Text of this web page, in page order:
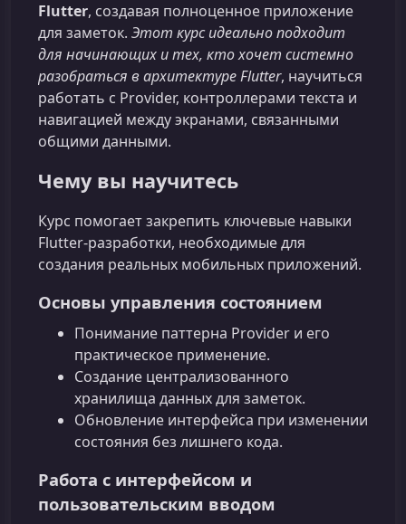
Flutter, создавая полноценное приложение
для заметок. Этот курс идеально подходит
для начинающих и тех, кто хочет системно
разобраться в архитектуре Flutter, научиться
работать с Provider, контроллерами текста и
навигацией между экранами, связанными
общими данными.
Чему вы научитесь
Курс помогает закрепить ключевые навыки
Flutter-разработки, необходимые для
создания реальных мобильных приложений.
Основы управления состоянием
Понимание паттерна Provider и его
практическое применение.
Создание централизованного
хранилища данных для заметок.
Обновление интерфейса при изменении
состояния без лишнего кода.
Работа с интерфейсом и
пользовательским вводом